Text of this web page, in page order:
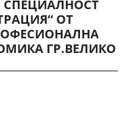
СПЕЦИАЛНОСТ
ОТ
ГР.ВЕЛИКО